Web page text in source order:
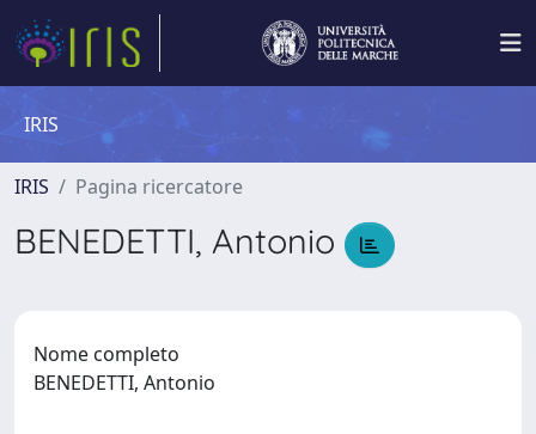
IRIS
IRIS Pagina ricercatore
BENEDETTI, Antonio
Nome completo
BENEDETTI, Antonio